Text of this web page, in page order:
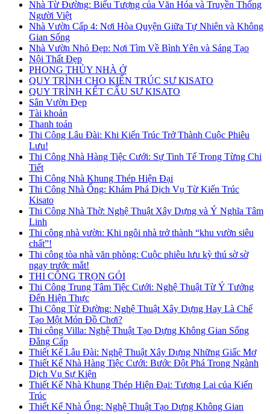
Nhà Từ Đường: Biểu Tượng của Văn Hóa và Truyền Thống
Người Việt
Nhà Vườn Cấp 4: Nơi Hòa Quyện Giữa Tự Nhiên và Không
Gian Sống
Nhà Vườn Nhỏ Đẹp: Nơi Tìm Về Bình Yên và Sáng Tạo
Nội Thất Đẹp
PHONG THỦY NHÀ Ở
QUY TRÌNH CHO KIẾN TRÚC SƯ KISATO
QUY TRÌNH KẾT CẤU SƯ KISATO
Sân Vườn Đẹp
Tài khoản
Thanh toán
Thi Công Lâu Đài: Khi Kiến Trúc Trở Thành Cuộc Phiêu
Lưu!
Thi Công Nhà Hàng Tiệc Cưới: Sự Tinh Tế Trong Từng Chi
Tiết
Thi Công Nhà Khung Thép Hiện Đại
Thi Công Nhà Ống: Khám Phá Dịch Vụ Từ Kiến Trúc
Kisato
Thi Công Nhà Thờ: Nghệ Thuật Xây Dựng và Ý Nghĩa Tâm
Linh
Thi công nhà vườn: Khi ngôi nhà trở thành “khu vườn siêu
chất”!
Thi công tòa nhà văn phòng: Cuộc phiêu lưu kỳ thú sờ sờ
ngay trước mắt!
THI CÔNG TRỌN GÓI
Thi Công Trung Tâm Tiệc Cưới: Nghệ Thuật Từ Ý Tưởng
Đến Hiện Thực
Thi Công Từ Đường: Nghệ Thuật Xây Dựng Hay Là Chế
Tạo Một Món Đồ Chơi?
Thi công Villa: Nghệ Thuật Tạo Dựng Không Gian Sống
Đẳng Cấp
Thiết Kế Lâu Đài: Nghệ Thuật Xây Dựng Những Giấc Mơ
Thiết Kế Nhà Hàng Tiệc Cưới: Bước Đột Phá Trong Ngành
Dịch Vụ Sự Kiện
Thiết Kế Nhà Khung Thép Hiện Đại: Tương Lai của Kiến
Trúc
Thiết Kế Nhà Ống: Nghệ Thuật Tạo Dựng Không Gian